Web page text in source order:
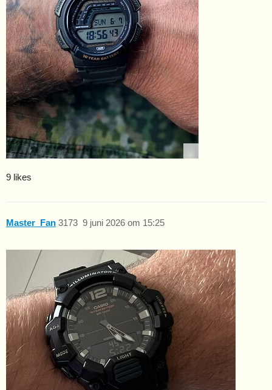
9 likes
Master_Fan 9 juni 2026 om 15:25
3173